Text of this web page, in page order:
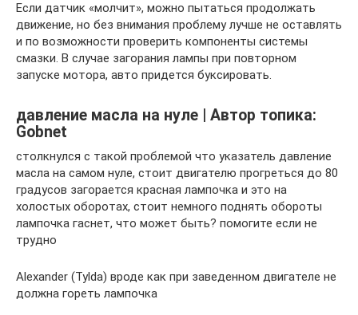
Если датчик «молчит», можно пытаться продолжать
движение, но без внимания проблему лучше не оставлять
и по возможности проверить компоненты системы
смазки. В случае загорания лампы при повторном
запуске мотора, авто придется буксировать.
давление масла на нуле | Автор топика:
Gobnet
столкнулся с такой проблемой что указатель давление
масла на самом нуле, стоит двигателю прогреться до 80
градусов загорается красная лампочка и это на
холостых оборотах, стоит немного поднять обороты
лампочка гаснет, что может быть? помогите если не
трудно
Alexander (Tylda) вроде как при заведенном двигателе не
должна гореть лампочка